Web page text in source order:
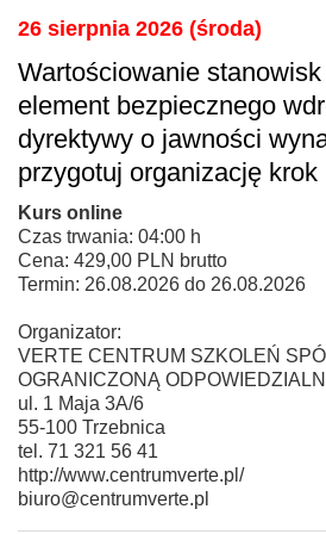
26 sierpnia 2026 (środa)
Wartościowanie
element bezpiecznego
dyrektywy o jawności
przygotuj organizację krok
Kurs online
Czas trwania: 04:00 h
Cena: 429,00 PLN brutto
Termin: 26.08.2026 do 26.08.2026
Organizator:
VERTE CENTRUM SZKOLEŃ
OGRANICZONĄ
ul. 1 Maja 3A/6
55-100 Trzebnica
tel. 71 321 56 41
http://www.centrumverte.pl/
biuro@centrumverte.pl